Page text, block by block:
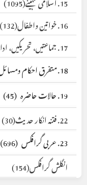
16. خواتین واطفال
(132)
17. جماعتیں، تحریکیں، ادارے
18. متفرق احکام ومسائل
19. حالات حاضرہ
(45)
22. فتنہ انکار حدیث
(30)
23. عربی گرافکس
(696)
انگلش گرافکس(154)